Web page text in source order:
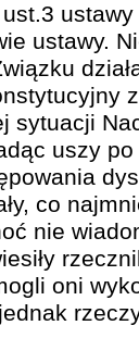
ust.3 ustawy
ustawy.
sytuacji
uszy
co
nie
oni